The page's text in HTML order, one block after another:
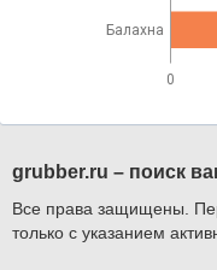
0
Балахна
grubber.ru – поиск
Все права защищены.
только с указанием